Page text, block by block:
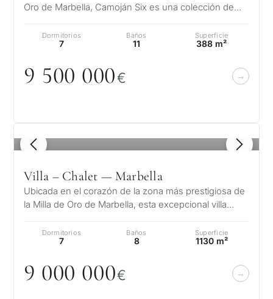
Oro de Marbella, Camoján Six es una colección de
Dormitorios
7
Baños
11
Superficie
388 m²
9 500 000€
1 / 8
Villa – Chalet — Marbella
Ubicada en el corazón de la zona más prestigiosa de
la Milla de Oro de Marbella, esta excepcional villa
Dormitorios
7
Baños
8
Superficie
1130 m²
9 000 000€